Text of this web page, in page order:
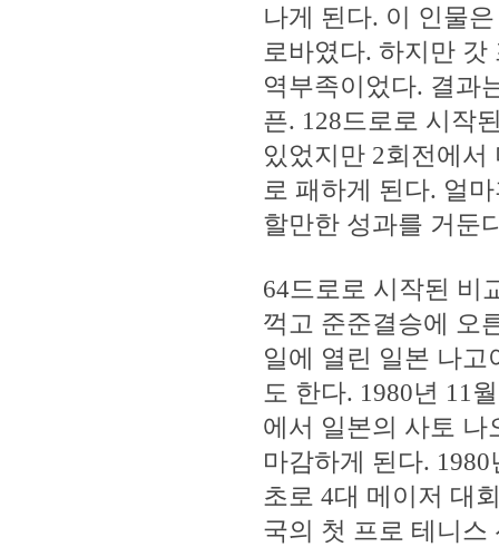
나게 된다. 이 인물
로바였다. 하지만
역부족이었다. 결과
픈. 128드로로 시작
있었지만 2회전에서
로 패하게 된다. 얼
할만한 성과를 거둔
64드로로 시작된 비
꺽고 준준결승에 오
일에 열린 일본 나
도 한다. 1980년 11
에서 일본의 사토 나
마감하게 된다.
초로 4대 메이저 대
국의 첫 프로 테니스